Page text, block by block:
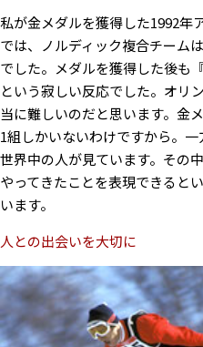
私が金メダルを獲得した1992年
では、ノルディック複合チーム
でした。メダルを獲得した後も
という寂しい反応でした。オリ
当に難しいのだと思います。金
1組しかいないわけですから。
世界中の人が見ています。その
やってきたことを表現できると
います。
人との出会いを大切に